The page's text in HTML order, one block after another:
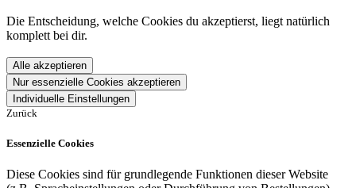
Die Entscheidung, welche Cookies du akzeptierst, liegt natürlich
komplett bei dir.
Alle akzeptieren
Nur essenzielle Cookies akzeptieren
Individuelle Einstellungen
Zurück
Essenzielle Cookies
Diese Cookies sind für grundlegende Funktionen dieser Website